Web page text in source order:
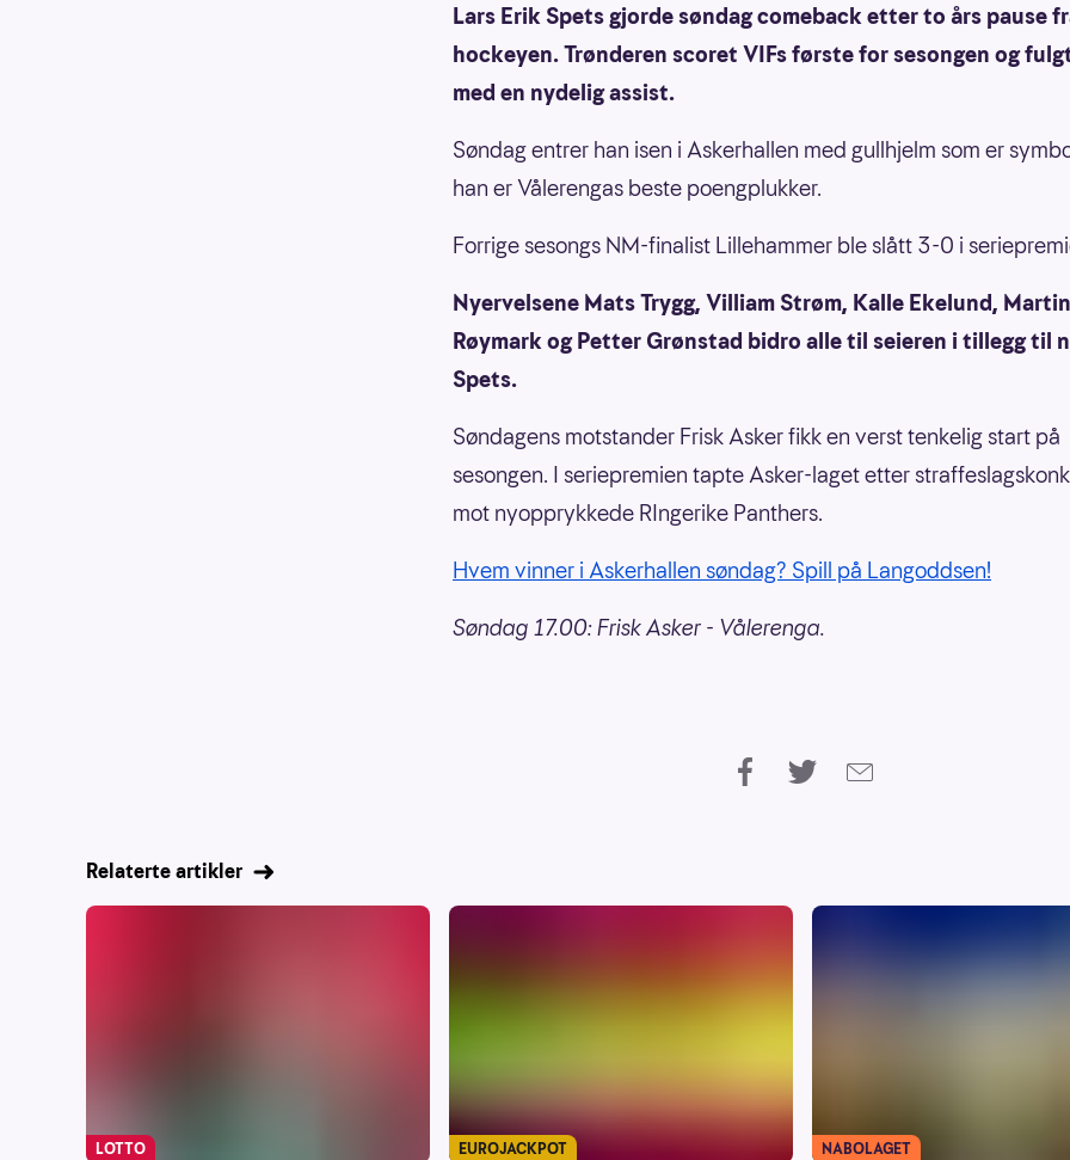
Lars Erik Spets gjorde søndag comeback etter to års pause
hockeyen. Trønderen scoret VIFs første for sesongen og
med en nydelig assist.
Søndag entrer han isen i Askerhallen med gullhjelm som er
han er Vålerengas beste poengplukker.
Forrige sesongs NM-finalist Lillehammer ble slått 3-0 i
Nyervelsene Mats Trygg, Villiam Strøm, Kalle Ekelund, Martin
Røymark og Petter Grønstad bidro alle til seieren i tillegg til
Spets.
Søndagens motstander Frisk Asker fikk en verst tenkelig start på
sesongen. I seriepremien tapte Asker-laget etter
mot nyopprykkede RIngerike Panthers.
Hvem vinner i Askerhallen søndag? Spill på Langoddsen!
Søndag 17.00: Frisk Asker - Vålerenga.
Relaterte artikler
LOTTO EUROJACKPOT NABOLAGET